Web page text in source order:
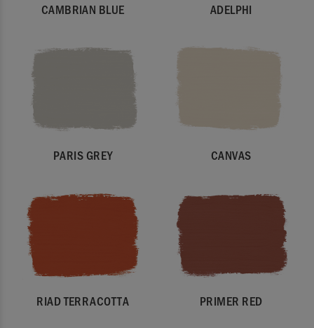
CAMBRIAN BLUE ADELPHI
PARIS GREY CANVAS
RIAD TERRACOTTA PRIMER RED